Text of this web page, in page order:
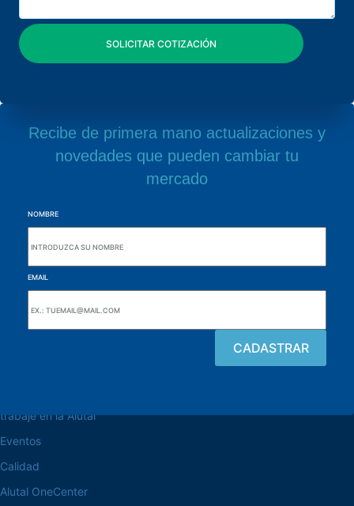
Recibe de primera mano actualizaciones y
novedades que pueden cambiar tu
mercado
NOMBRE
EMAIL
trabaje en la Alutal
Eventos
Calidad
Alutal OneCenter